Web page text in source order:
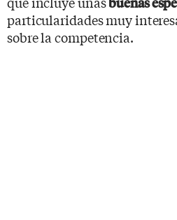
particularidades muy
sobre la competencia.